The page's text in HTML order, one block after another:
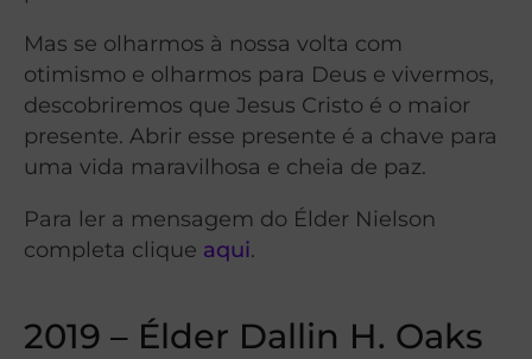
Mas se olharmos à nossa volta com
otimismo e olharmos para Deus e vivermos,
descobriremos que Jesus Cristo é o maior
presente. Abrir esse presente é a chave para
uma vida maravilhosa e cheia de paz.
Para ler a mensagem do Élder Nielson
completa clique aqui.
2019 – Élder Dallin H. Oaks